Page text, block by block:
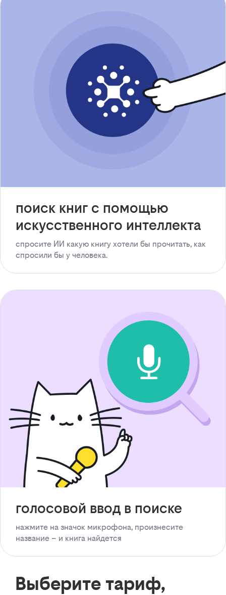
поиск книг с помощью
искусственного интеллекта
спросите ИИ какую книгу хотели бы прочитать, как
спросили бы у человека.
голосовой ввод в поиске
нажмите на значок микрофона, произнесите
название – и книга найдется
Выберите тариф,